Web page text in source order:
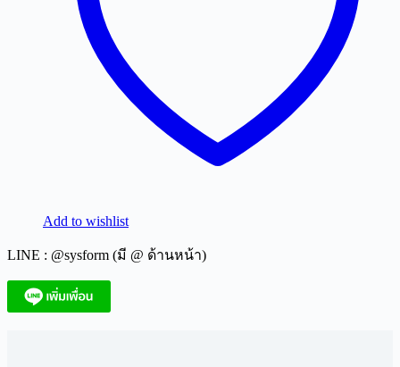
Add to wishlist
LINE : @sysform (มี @ ด้านหน้า)